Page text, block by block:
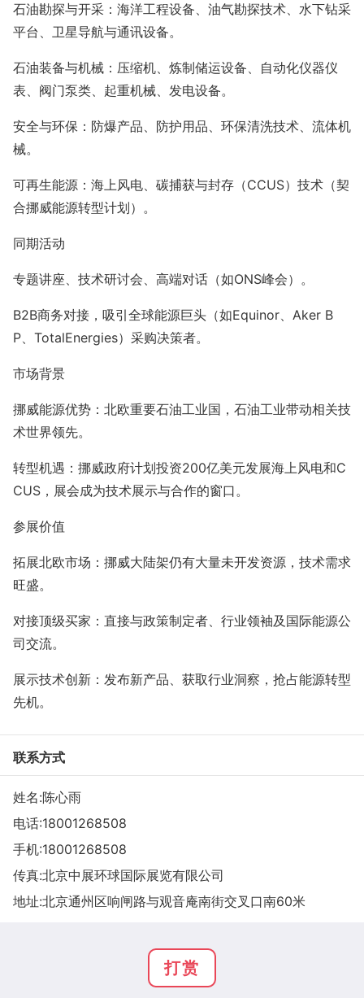
石油勘探与开采：海洋工程设备、油气勘探技术、水下钻采
平台、卫星导航与通讯设备。
石油装备与机械：压缩机、炼制储运设备、自动化仪器仪
表、阀门泵类、起重机械、发电设备。
安全与环保：防爆产品、防护用品、环保清洗技术、流体机
械。
可再生能源：海上风电、碳捕获与封存（CCUS）技术（契
合挪威能源转型计划）。
同期活动
专题讲座、技术研讨会、高端对话（如ONS峰会）。
B2B商务对接，吸引全球能源巨头（如Equinor、 Aker B
P、 TotalEnergies）采购决策者。
市场背景
挪威能源优势：北欧重要石油工业国，石油工业带动相关技
术世界领先。
转型机遇：挪威政府计划投资200亿美元发展海上风电和C
CUS ，展会成为技术展示与合作的窗口。
参展价值
拓展北欧市场：挪威大陆架仍有大量未开发资源，技术需求
旺盛。
对接顶级买家：直接与政策制定者、行业领袖及国际能源公
司交流。
展示技术创新：发布新产品、获取行业洞察，抢占能源转型
先机。
联系方式
姓名:陈心雨
电话:18001268508
手机:18001268508
传真:北京中展环球国际展览有限公司
地址:北京通州区响闸路与观音庵南街交叉口南60米
打赏